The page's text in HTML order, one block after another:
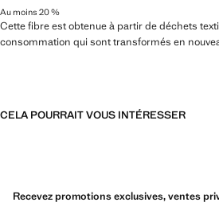
Au moins 20 %
Cette fibre est obtenue à partir de déchets
consommation qui sont transformés en
CELA POURRAIT VOUS INTÉRESSER
Recevez promotions exclusives, ventes